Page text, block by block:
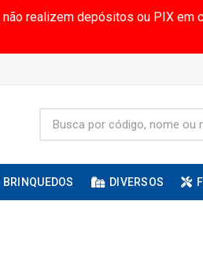
não realizem depósitos ou PIX
BRINQUEDOS DIVERSOS